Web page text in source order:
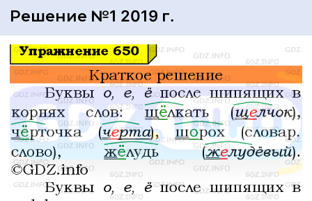
Решение №1 2019 г.